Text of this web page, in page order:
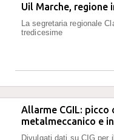
Uil Marche, regione
La segretaria regionale
tredicesime
Allarme CGIL:
metalmeccanico e
Divulgati dati su CIG per